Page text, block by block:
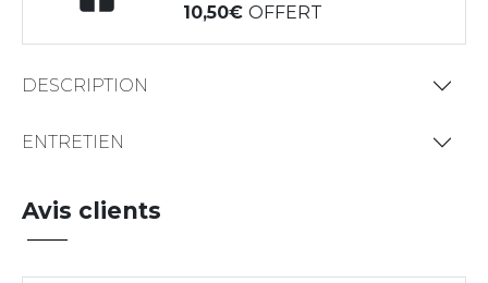
10,50OFFERT
DESCRIPTION
ENTRETIEN
Avis clients